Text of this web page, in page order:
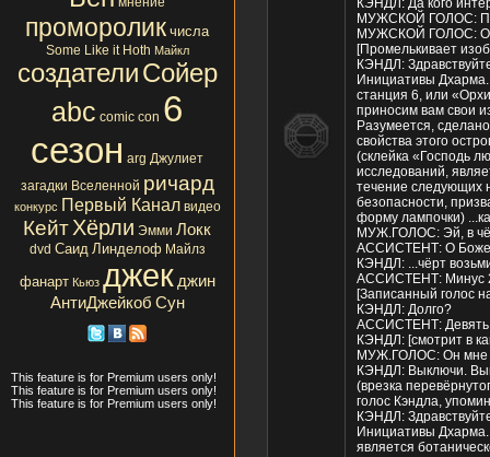
проморолик числа
Some Like it Hoth Майкл
создателиСойер
abc comic con 6
сезон arg Джулиет
загадки Вселенной ричард
конкурс Первый Канал видео
КейтХёрли Эмми Локк
dvd Саид Линделоф Майлз
фанарт Кьюз джек джин
АнтиДжейкоб Сун
This feature is for Premium users only!
This feature is for Premium users only!
This feature is for Premium users only!
КЭНДЛ: Да кого
МУЖСКОЙ ГОЛОС:
МУЖСКОЙ ГОЛОС:
[Промелькивает
КЭНДЛ:
Инициативы Дхарма.
станция 6, или
приносим вам свои
Разумеется,
свойства этого
(склейка «Господь
исследований,
течение следующих
безопасности,
форму лампочки)
МУЖ.ГОЛОС: Эй, в
АССИСТЕНТ: О
КЭНДЛ: ...чёрт
АССИСТЕНТ: Минус
[Записанный голос
КЭНДЛ: Долго?
АССИСТЕНТ: Девять
КЭНДЛ: [смотрит в
МУЖ.ГОЛОС: Он мне
КЭНДЛ: Выключи.
(врезка
голос Кэндла,
КЭНДЛ:
Инициативы
является